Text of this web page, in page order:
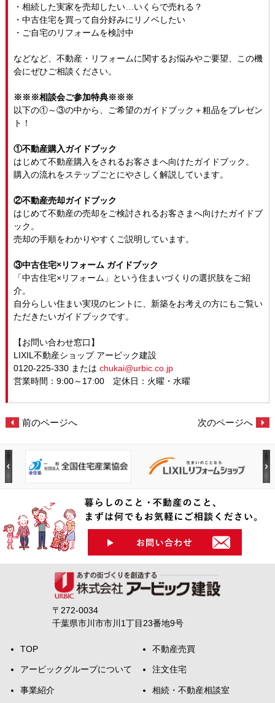
・相続した実家を売却したい…いくらで売れる？
・中古住宅を買って自分好みにリノベしたい
・ご自宅のリフォームを検討中
などなど、不動産・リフォームに関するお悩みやご要望、この機
会にぜひご相談ください。
※※※相談会ご参加特典※※※
以下の①～③の中から、ご希望のガイドブック＋粗品をプレゼン
ト！
①不動産購入ガイドブック
はじめて不動産購入をされるお客さまへ向けたガイドブック。
購入の流れをステップごとにやさしく解説しています。
②不動産売却ガイドブック
はじめて不動産の売却をご検討されるお客さまへ向けたガイドブ
ック。
売却の手順をわかりやすくご説明しています。
③中古住宅×リフォーム ガイドブック
「中古住宅×リフォーム」という住まいづくりの選択肢をご紹
介。
自分らしい住まい実現のヒントに、新築をお考えの方にもご覧い
ただきたいガイドブックです。
【お問い合わせ窓口】
LIXIL不動産ショップ アービック建設
0120-225-330 または chukai@urbic.co.jp
営業時間：9:00～17:00 定休日：火曜・水曜
前のページへ 次のページへ
〒272-0034
千葉県市川市市川1丁目23番地9号
TOP
アービックグループについて
事業紹介
不動産売買
注文住宅
相続・不動産相談室